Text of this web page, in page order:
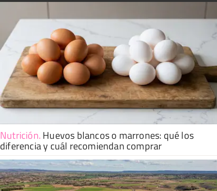
Nutrición.Huevos blancos o marrones: qué los
diferencia y cuál recomiendan comprar